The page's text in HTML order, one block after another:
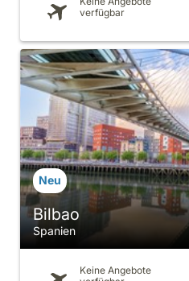
verfügbar
Bilbao
Spanien
Keine Angebote